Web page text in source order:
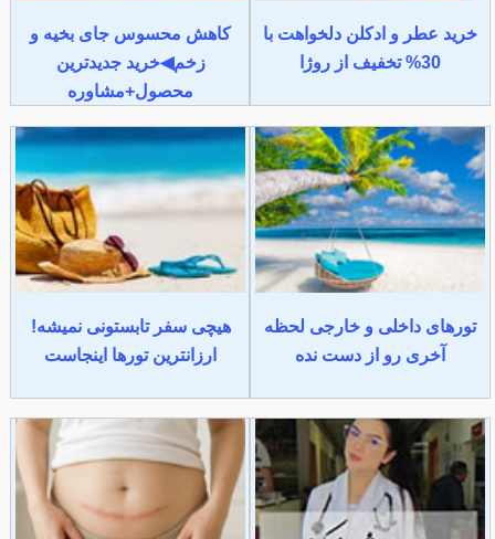
خرید عطر و ادکلن دلخواهت با
30% تخفیف از روژا
کاهش محسوس جای بخیه و
زخم◀خرید جدیدترین
محصول+مشاوره
تورهای داخلی و خارجی لحظه
آخری رو از دست نده
هیچی سفر تابستونی نمیشه!
ارزانترین تورها اینجاست